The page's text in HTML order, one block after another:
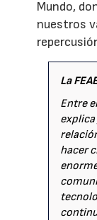
Mundo,
nuestros
La
Entre
hacer